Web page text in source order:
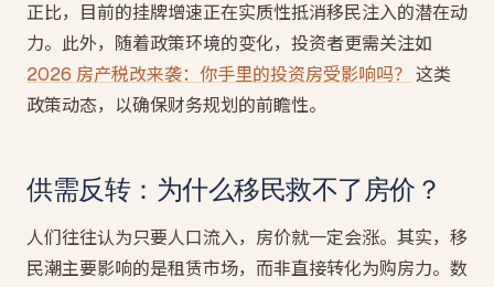
正比，目前的挂牌增速正在实质性抵消移民注入的潜在动
力。此外，随着政策环境的变化，投资者更需关注如
2026 房产税改来袭：你手里的投资房受影响吗？ 这类
政策动态，以确保财务规划的前瞻性。
供需反转：为什么移民救不了房价？
人们往往认为只要人口流入，房价就一定会涨。其实，移
民潮主要影响的是租赁市场，而非直接转化为购房力。数